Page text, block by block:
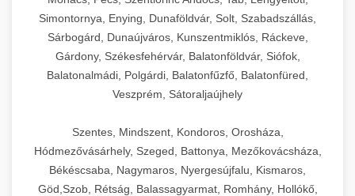
Simontornya, Enying, Dunaföldvár, Solt, Szabadszállás,
Sárbogárd, Dunaújváros, Kunszentmiklós, Ráckeve,
Gárdony, Székesfehérvár, Balatonföldvár, Siófok,
Balatonalmádi, Polgárdi, Balatonfűzfő, Balatonfüred,
Veszprém, Sátoraljaújhely
Szentes, Mindszent, Kondoros, Orosháza,
Hódmezővásárhely, Szeged, Battonya, Mezőkovácsháza,
Békéscsaba, Nagymaros, Nyergesújfalu, Kismaros,
Göd,Szob, Rétság, Balassagyarmat, Romhány, Hollókő,